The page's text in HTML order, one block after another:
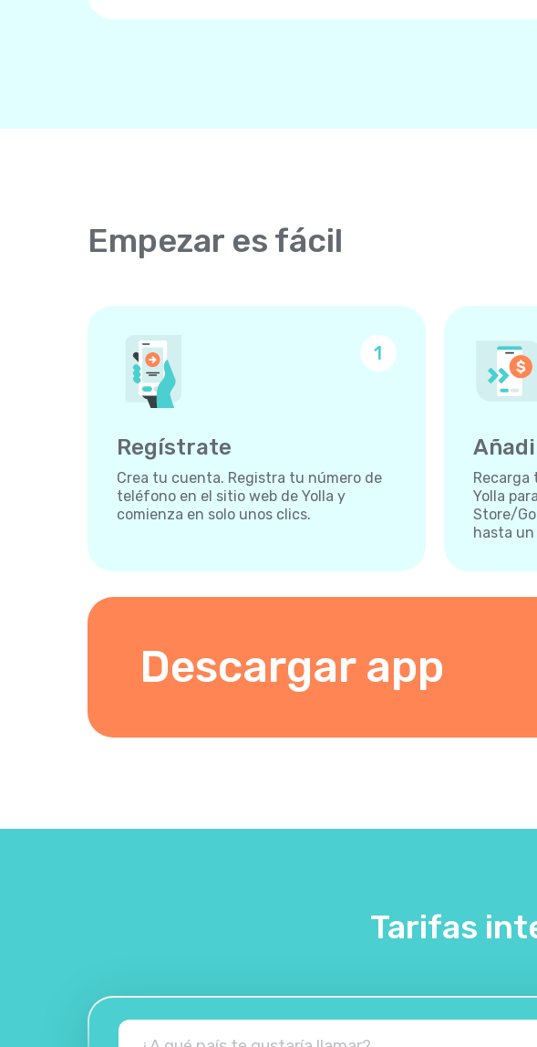
Empezar es fácil
1
Regístrate
Crea tu cuenta. Registra tu número de
teléfono en el sitio web de Yolla y
comienza en solo unos clics.
Recarga
Yolla
Store/
hasta un
Descargar app
Tarifas